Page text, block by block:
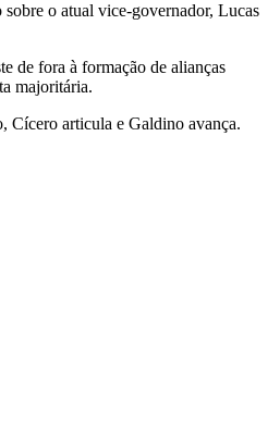
o atual vice-governador, Lucas
de fora à formação de alianças
majoritária.
Cícero articula e Galdino avança.